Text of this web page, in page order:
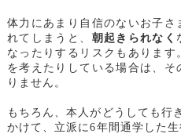
体力にあまり自信のないお子
れてしまうと、 朝起きられなく
なったりするリスクもありま
を考えたりしている場合は、
りません。
もちろん、本人がどうしても行
かけて、立派に6年間通学した